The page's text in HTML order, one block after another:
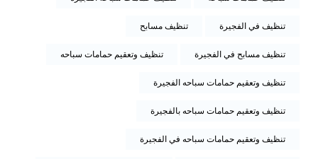
تنظيف في الفجيرة تنظيف مسابح
تنظيف مسابح في الفجيرة تنظيف وتعقيم حمامات سباحه
تنظيف وتعقيم حمامات سباحه الفجيرة
تنظيف وتعقيم حمامات سباحه بالفجيرة
تنظيف وتعقيم حمامات سباحه في الفجيرة